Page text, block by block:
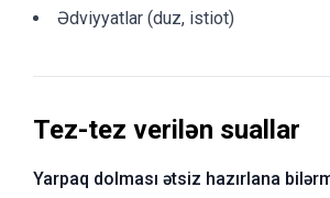
Ədviyyatlar (duz, istiot)
Tez-tez verilən suallar
Yarpaq dolması ətsiz hazırlana